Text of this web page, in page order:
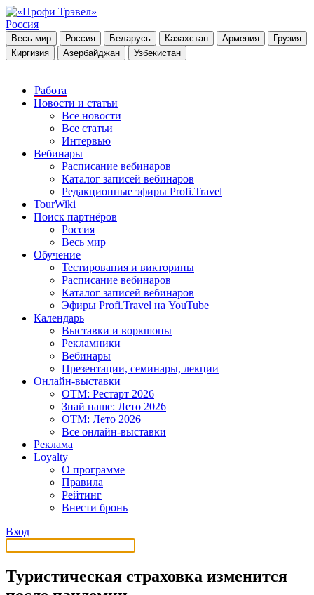
Россия
Весь мир Россия Беларусь Казахстан Армения
Грузия
Киргизия
Азербайджан Узбекистан
Работа
Новости и статьи
Все новости
Все статьи
Интервью
Вебинары
Расписание вебинаров
Каталог записей вебинаров
Редакционные эфиры Profi.Travel
TourWiki
Поиск партнёров
Россия
Весь мир
Обучение
Тестирования и викторины
Расписание вебинаров
Каталог записей вебинаров
Эфиры Profi.Travel на YouTube
Календарь
Выставки и воркшопы
Рекламники
Вебинары
Презентации, семинары, лекции
Онлайн-выставки
OTM: Рестарт 2026
Знай наше: Лето 2026
OTM: Лето 2026
Все онлайн-выставки
Реклама
Loyalty
О программе
Правила
Рейтинг
Внести бронь
Вход
Туристическая страховка изменится